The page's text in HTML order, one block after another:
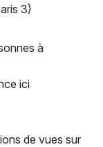
3)
à
ici
de vues sur